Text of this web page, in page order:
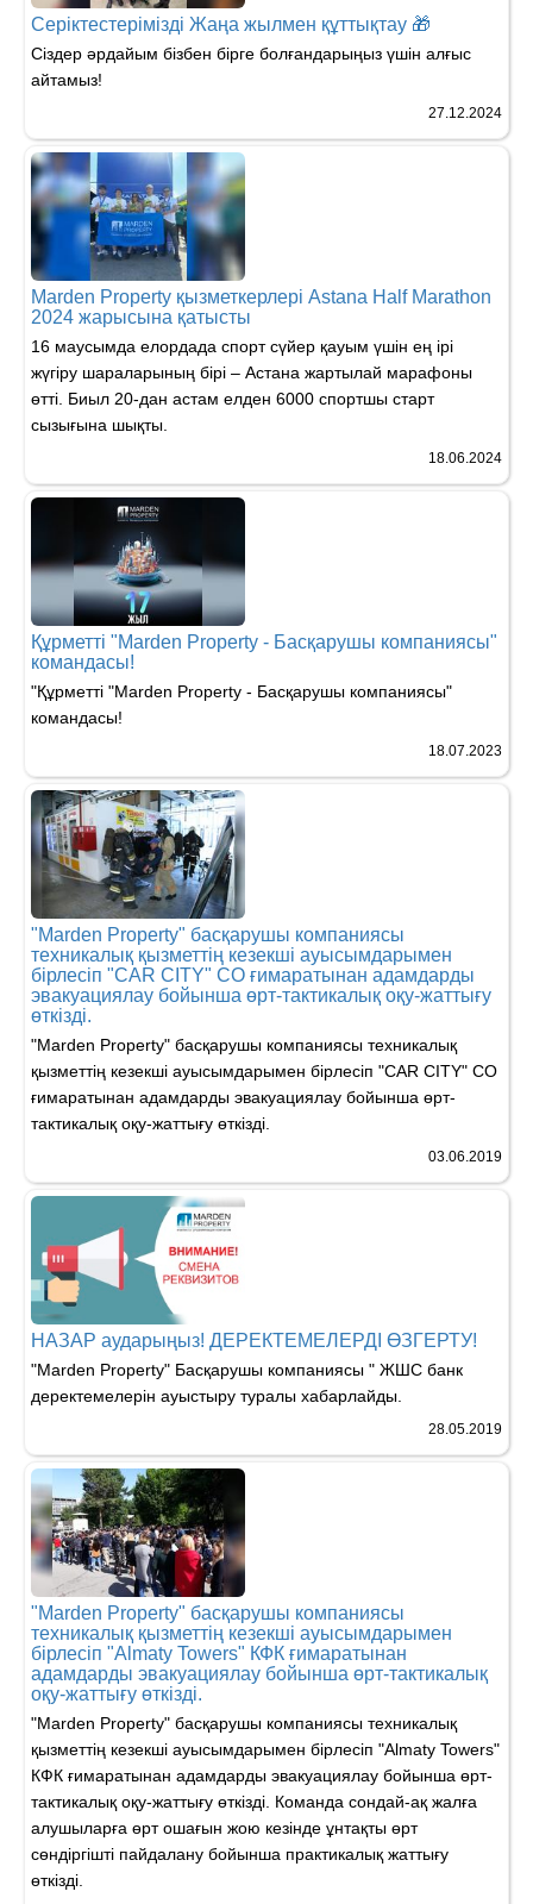
Серіктестерімізді Жаңа жылмен құттықтау 🎁
Сіздер әрдайым бізбен бірге болғандарыңыз үшін алғыс
айтамыз!
27.12.2024
Marden Property қызметкерлері Astana Half Marathon
2024 жарысына қатысты
16 маусымда елордада спорт сүйер қауым үшін ең ірі
жүгіру шараларының бірі – Астана жартылай марафоны
өтті. Биыл 20-дан астам елден 6000 спортшы старт
сызығына шықты.
18.06.2024
Құрметті "Marden Property - Басқарушы компаниясы"
командасы!
"Құрметті "Marden Property - Басқарушы компаниясы"
командасы!
18.07.2023
"Marden Property" басқарушы компаниясы
техникалық қызметтің кезекші ауысымдарымен
бірлесіп "CAR CITY" CO ғимаратынан адамдарды
эвакуациялау бойынша өрт-тактикалық оқу-жаттығу
өткізді.
"Marden Property" басқарушы компаниясы техникалық
қызметтің кезекші ауысымдарымен бірлесіп "CAR CITY" CO
ғимаратынан адамдарды эвакуациялау бойынша өрт-
тактикалық оқу-жаттығу өткізді.
03.06.2019
НАЗАР аударыңыз! ДЕРЕКТЕМЕЛЕРДІ ӨЗГЕРТУ!
"Marden Property" Басқарушы компаниясы " ЖШС банк
деректемелерін ауыстыру туралы хабарлайды.
28.05.2019
"Marden Property" басқарушы компаниясы
техникалық қызметтің кезекші ауысымдарымен
бірлесіп "Almaty Towers" КФК ғимаратынан
адамдарды эвакуациялау бойынша өрт-тактикалық
оқу-жаттығу өткізді.
"Marden Property" басқарушы компаниясы техникалық
қызметтің кезекші ауысымдарымен бірлесіп "Almaty Towers"
КФК ғимаратынан адамдарды эвакуациялау бойынша өрт-
тактикалық оқу-жаттығу өткізді. Команда сондай-ақ жалға
алушыларға өрт ошағын жою кезінде ұнтақты өрт
сөндіргішті пайдалану бойынша практикалық жаттығу
өткізді.